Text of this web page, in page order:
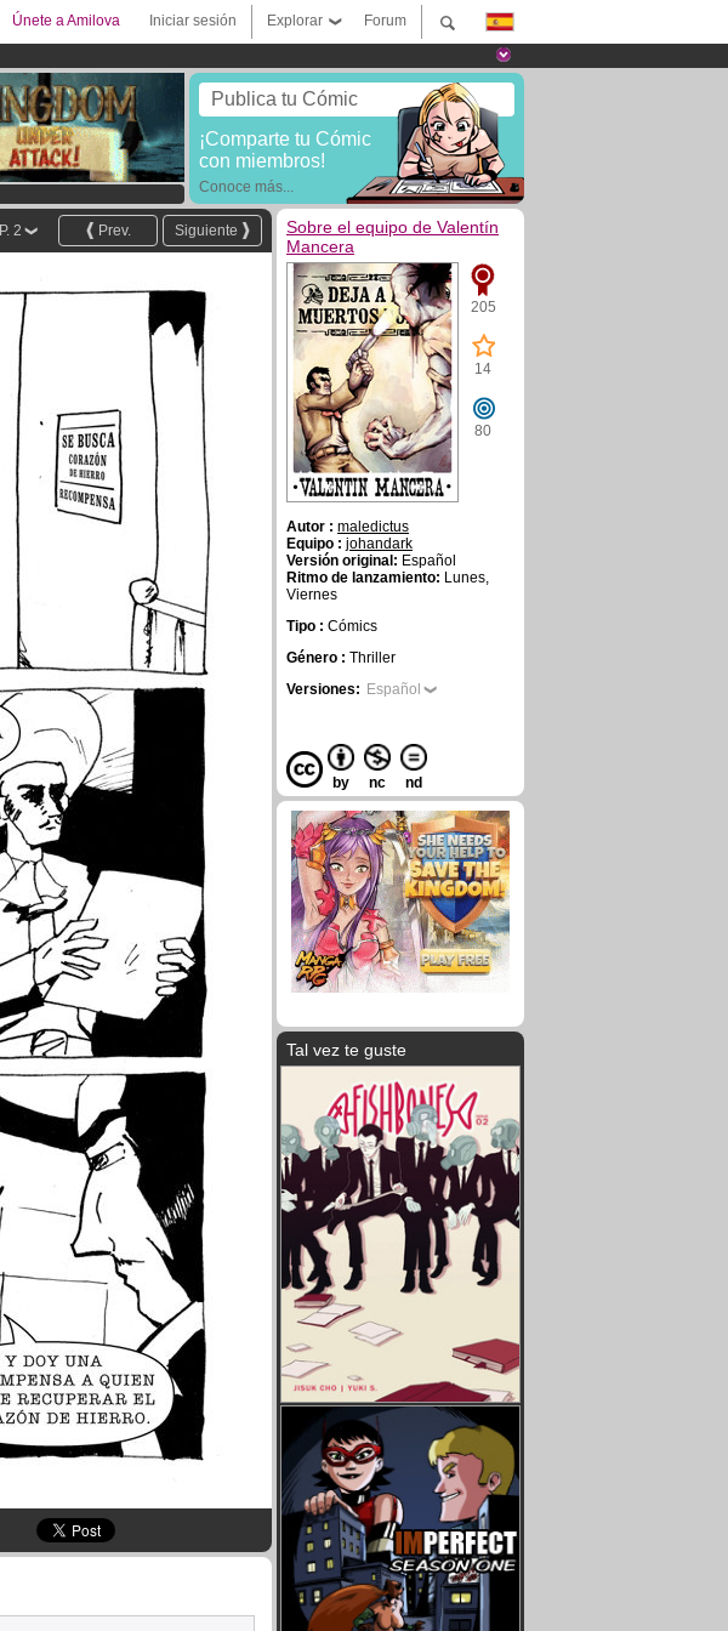
Forum
Explorar
Iniciar sesión
Únete a Amilova
Publica tu Cómic
¡Comparte tu Cómic
con miembros!
Conoce más...
Siguiente
Prev.
P. 2
Sobre el equipo de Valentín
Mancera
205
14
80
Autor : maledictus
Equipo : johandark
Versión original: Español
Ritmo de lanzamiento: Lunes,
Viernes
Tipo : Cómics
Género : Thriller
Versiones: Español
by nc nd
Tal vez te guste